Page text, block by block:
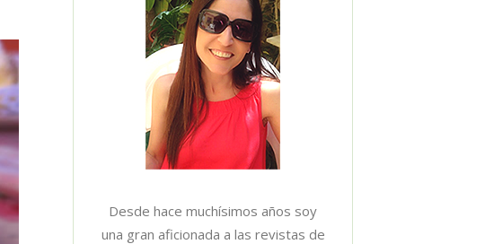
Desde hace muchísimos años soy
una gran aficionada a las revistas de